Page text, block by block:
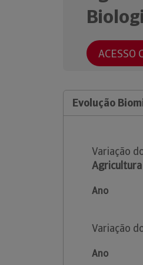
ACESSO
Evolução
Variação
Ano
Variação
Ano